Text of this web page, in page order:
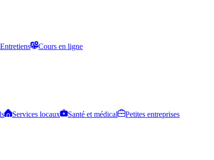
Entretiens
Cours en ligne
Services locaux Santé et médical
Petites entreprises